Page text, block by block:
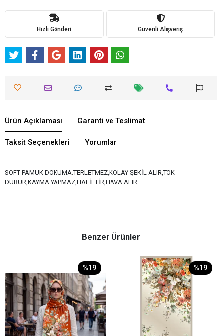
Hızlı Gönderi Güvenli Alışveriş
Ürün Açıklaması Garanti ve Teslimat
Taksit Seçenekleri Yorumlar
SOFT PAMUK DOKUMA.TERLETMEZ,KOLAY ŞEKİL ALIR,TOK
DURUR,KAYMA YAPMAZ,HAFİFTİR,HAVA ALIR.
Benzer Ürünler
%19 %19